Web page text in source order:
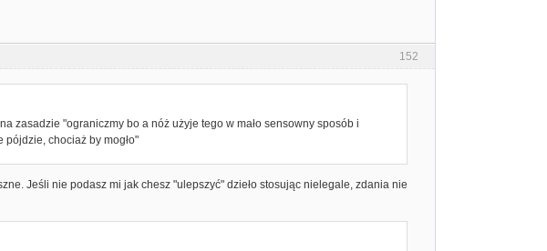
152
zasadzie "ograniczmy bo a nóż użyje tego w mało sensowny sposób i
pójdzie, chociaż by mogło"
Jeśli nie podasz mi jak chesz "ulepszyć" dzieło stosując nielegale, zdania nie